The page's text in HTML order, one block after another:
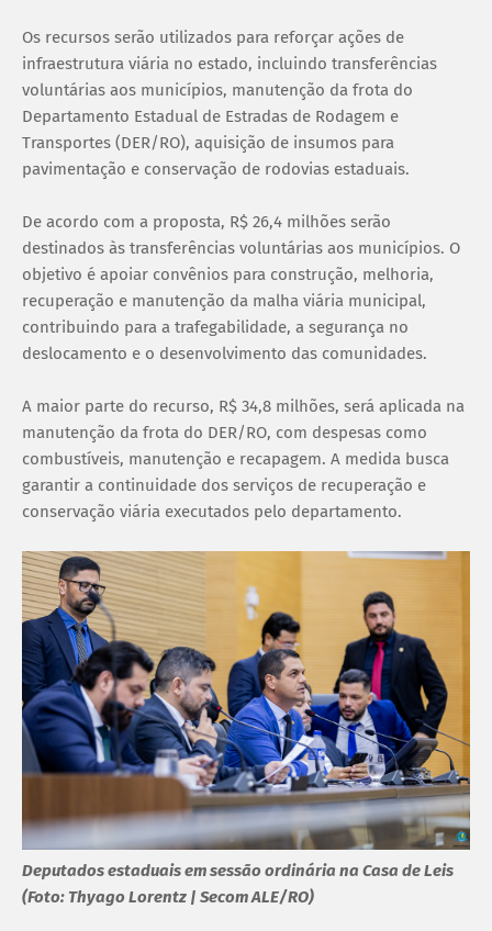
Os recursos serão utilizados para reforçar ações de
infraestrutura viária no estado, incluindo transferências
voluntárias aos municípios, manutenção da frota do
Departamento Estadual de Estradas de Rodagem e
Transportes (DER/RO), aquisição de insumos para
pavimentação e conservação de rodovias estaduais.
De acordo com a proposta, R$ 26,4 milhões serão
destinados às transferências voluntárias aos municípios. O
objetivo é apoiar convênios para construção, melhoria,
recuperação e manutenção da malha viária municipal,
contribuindo para a trafegabilidade, a segurança no
deslocamento e o desenvolvimento das comunidades.
A maior parte do recurso, R$ 34,8 milhões, será aplicada na
manutenção da frota do DER/RO, com despesas como
combustíveis, manutenção e recapagem. A medida busca
garantir a continuidade dos serviços de recuperação e
conservação viária executados pelo departamento.
Deputados estaduais em sessão ordinária na Casa de Leis
(Foto: Thyago Lorentz | Secom ALE/RO)